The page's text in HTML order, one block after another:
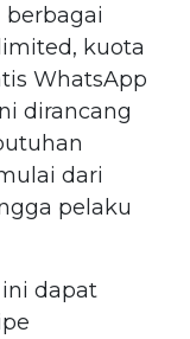
berbagai
kuota
WhatsApp
dirancang
dari
pelaku
dapat